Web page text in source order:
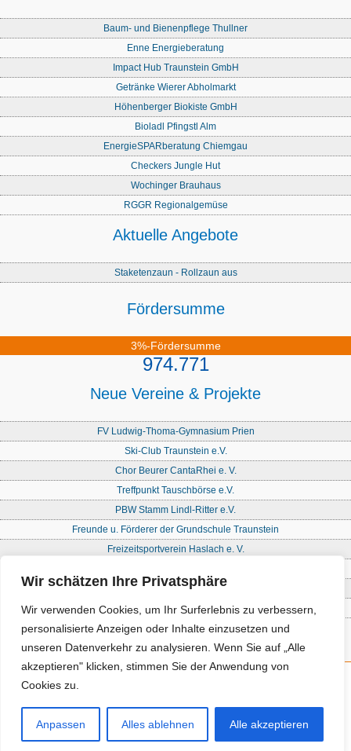
Wir schätzen Ihre Privatsphäre
Wir verwenden Cookies, um Ihr Surferlebnis zu verbessern,
personalisierte Anzeigen oder Inhalte einzusetzen und
unseren Datenverkehr zu analysieren. Wenn Sie auf „Alle
akzeptieren" klicken, stimmen Sie der Anwendung von
Cookies zu.
Anpassen Alles ablehnen Alle akzeptieren
Baum- und Bienenpflege Thullner
Enne Energieberatung
Impact Hub Traunstein GmbH
Getränke Wierer Abholmarkt
Höhenberger Biokiste GmbH
Bioladl Pfingstl Alm
EnergieSPARberatung Chiemgau
Checkers Jungle Hut
Wochinger Brauhaus
RGGR Regionalgemüse
Aktuelle Angebote
Staketenzaun - Rollzaun aus
Fördersumme
3%-Fördersumme
974.771
Neue Vereine & Projekte
FV Ludwig-Thoma-Gymnasium Prien
Ski-Club Traunstein e.V.
Chor Beurer CantaRhei e. V.
Treffpunkt Tauschbörse e.V.
PBW Stamm Lindl-Ritter e.V.
Freunde u. Förderer der Grundschule Traunstein
Freizeitsportverein Haslach e. V.
Initiative Nandlstadt Eltern für Kinder e. V.
Reit- und Fahrverein Traunstein e. V
Impressum
Datenschutz